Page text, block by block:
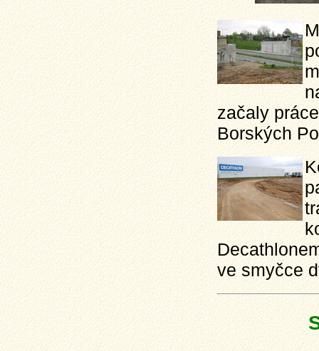
začaly
Borských
ve smyčce